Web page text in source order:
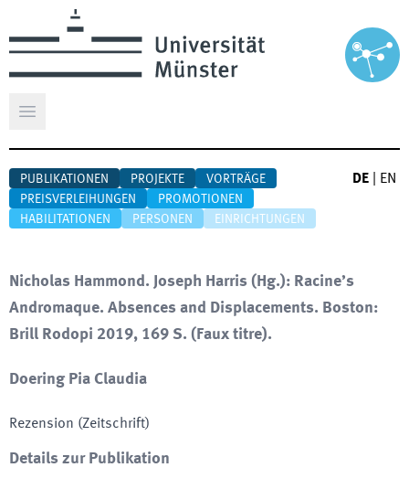
Hauptmenü öffnen
PUBLIKATIONEN PROJEKTE
VORTRÄGE
PREISVERLEIHUNGEN
PROMOTIONEN
HABILITATIONEN
PERSONEN EINRICHTUNGEN
DE EN
Nicholas Hammond. Joseph Harris (Hg.): Racine’s
Andromaque. Absences and Displacements. Boston:
Brill Rodopi 2019, 169 S. (Faux titre).
Doering Pia Claudia
Rezension (Zeitschrift)
Details zur Publikation